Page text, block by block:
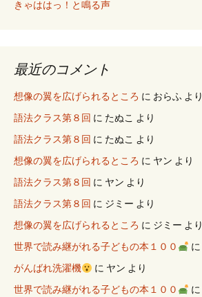
きゃははっ！と鳴る声
最近のコメント
想像の翼を広げられるところ に おらふ より
語法クラス第８回 に たぬこ より
語法クラス第８回 に たぬこ より
想像の翼を広げられるところ に ヤン より
語法クラス第８回 に ヤン より
語法クラス第８回 に ジミー より
想像の翼を広げられるところ に ジミー より
世界で読み継がれる子どもの本１００
に
がんばれ洗濯機
に ヤン より
世界で読み継がれる子どもの本１００
に